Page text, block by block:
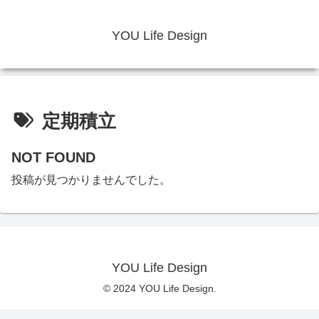
YOU Life Design
定期積立
NOT FOUND
投稿が見つかりませんでした。
YOU Life Design
© 2024 YOU Life Design.